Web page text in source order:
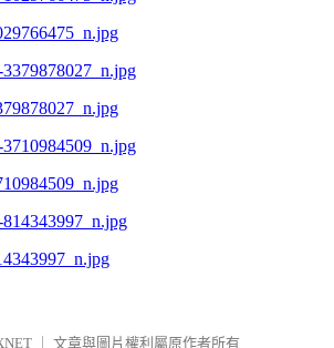
文章與圖片權利屬原作者所有